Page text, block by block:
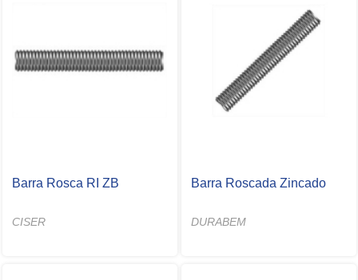
Barra Rosca RI ZB
CISER
Barra Roscada Zincado
DURABEM